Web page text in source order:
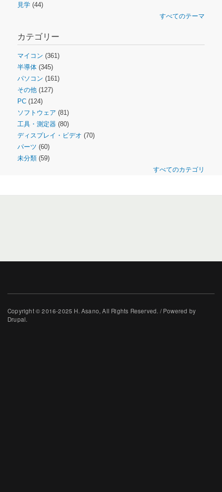
見学 (44)
すべてのテーマ
カテゴリー
マイコン (361)
半導体 (345)
パソコン (161)
その他 (127)
PC (124)
ソフトウェア (81)
工具・測定器 (80)
ディスプレイ・ビデオ (70)
パーツ (60)
未分類 (59)
すべてのカテゴリ
Copyright © 2016-2025 H. Asano, All Rights Reserved. / Powered by
Drupal.